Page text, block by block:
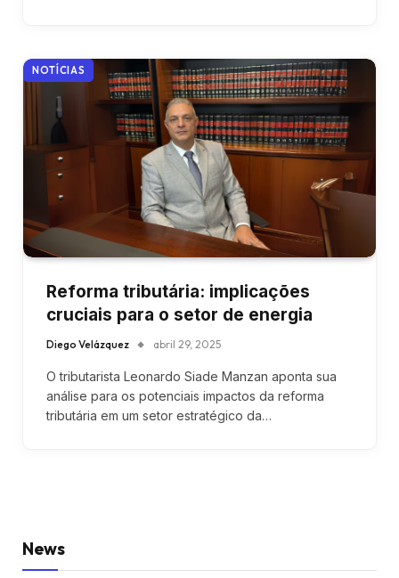
NOTÍCIAS
Reforma tributária: implicações
cruciais para o setor de energia
Diego Velázquez abril 29, 2025
O tributarista Leonardo Siade Manzan aponta sua
análise para os potenciais impactos da reforma
tributária em um setor estratégico da…
News